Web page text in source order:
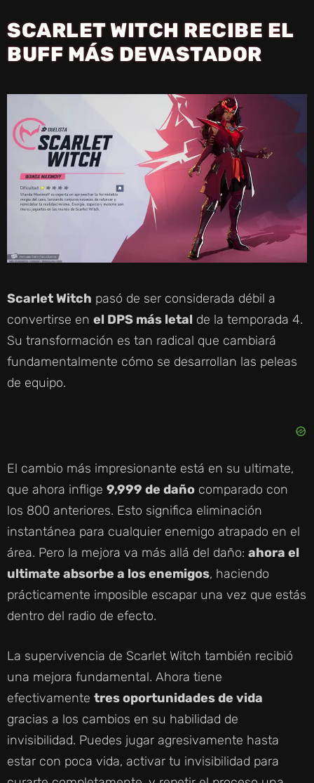
SCARLET WITCH RECIBE EL
BUFF MÁS DEVASTADOR
Scarlet Witch pasó de ser considerada débil a
convertirse en el DPS más letal de la temporada 4.
Su transformación es tan radical que cambiará
fundamentalmente cómo se desarrollan las peleas
de equipo.
El cambio más impresionante está en su ultimate,
que ahora inflige 9,999 de daño comparado con
los 800 anteriores. Esto significa eliminación
instantánea para cualquier enemigo atrapado en el
área. Pero la mejora va más allá del daño: ahora el
ultimate absorbe a los enemigos, haciendo
prácticamente imposible escapar una vez que estás
dentro del radio de efecto.
La supervivencia de Scarlet Witch también recibió
una mejora fundamental. Ahora tiene
efectivamente tres oportunidades de vida
gracias a los cambios en su habilidad de
invisibilidad. Puedes jugar agresivamente hasta
estar con poca vida, activar tu invisibilidad para